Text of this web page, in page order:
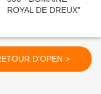
RETOUR D'OPEN >